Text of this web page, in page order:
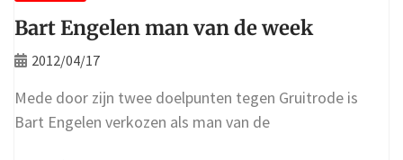
Bart Engelen man van de week
2012/04/17
Mede door zijn twee doelpunten tegen Gruitrode is
Bart Engelen verkozen als man van de